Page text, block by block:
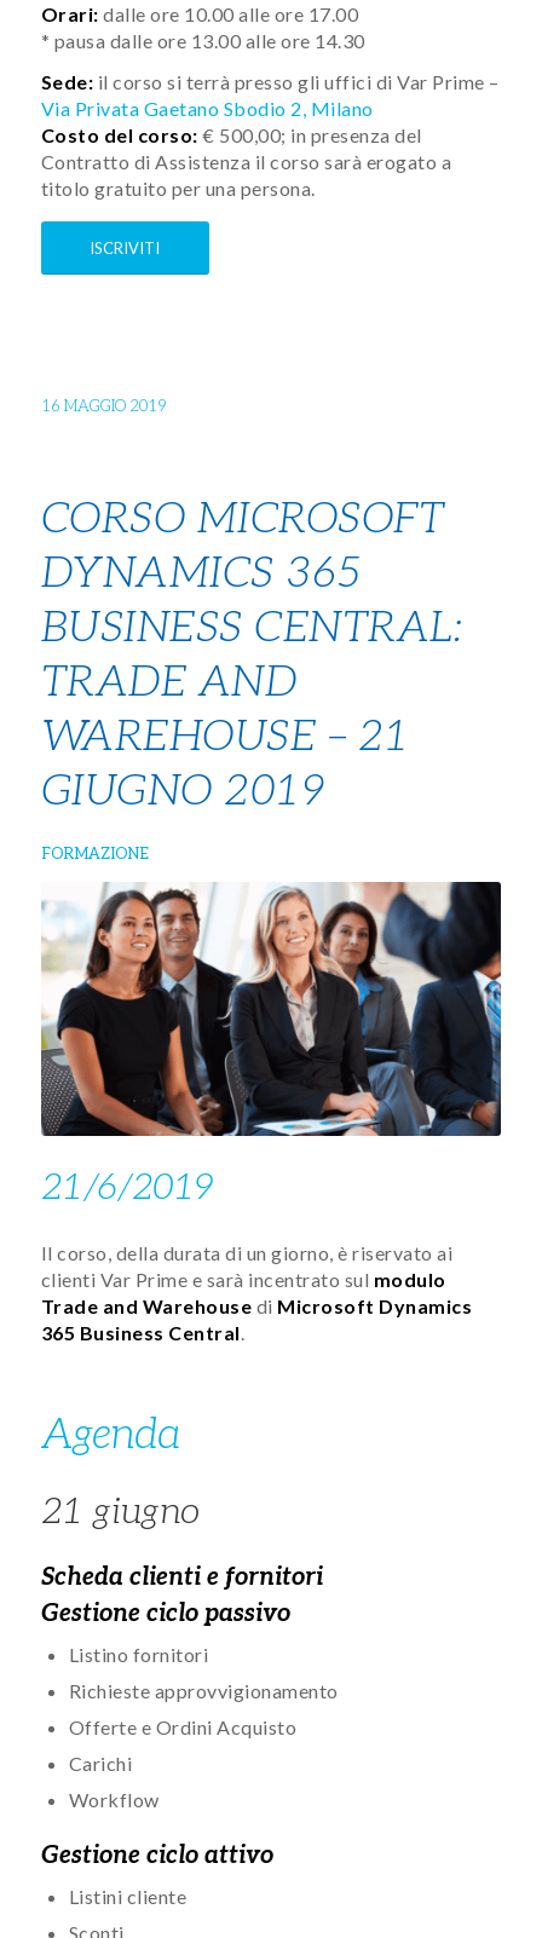
Orari: dalle ore 10.00 alle ore 17.00
* pausa dalle ore 13.00 alle ore 14.30
Sede: il corso si terrà presso gli uffici di Var Prime –
Via Privata Gaetano Sbodio 2, Milano
Costo del corso: € 500,00; in presenza del
Contratto di Assistenza il corso sarà erogato a
titolo gratuito per una persona.
ISCRIVITI
16 MAGGIO 2019
CORSO MICROSOFT
DYNAMICS 365
BUSINESS CENTRAL:
TRADE AND
WAREHOUSE – 21
GIUGNO 2019
FORMAZIONE
21/6/2019
Il corso, della dura​ta di un giorno, è riservato ai
clienti Var Prime e sarà incentrato sul modulo
Trade and Warehouse di Microsoft Dynamics
365 Business Central
Agenda​​​
21 giugno
Scheda clienti e fornitori
Gestione ciclo passivo
Listino fornitori
Richieste approvvigionamento
Offerte e Ordini Acquisto
Carichi
Workflow
Gestione ciclo attivo
Listini cliente
Sconti